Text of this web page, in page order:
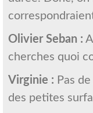
Olivier Seban :
cherches quoi
Virginie : Pas
des petites